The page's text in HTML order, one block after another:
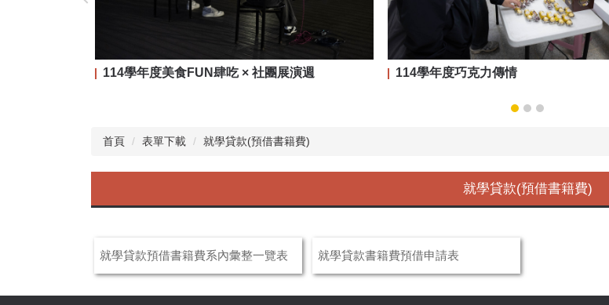
114學年度美食FUN肆吃 × 社團展演週 114學年度巧克力傳情
首頁 表單下載 就學貸款(預借書籍費)
就學貸款(預借書籍費)
就學貸款預借書籍費系內彙整一覽表 就學貸款書籍費預借申請表